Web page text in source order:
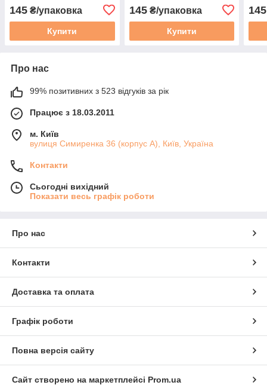
145 ₴/упаковка
Купити
145₴/упаковка
Купити
145
Про нас
99% позитивних з 523 відгуків за рік
Працює з 18.03.2011
м. Київ
вулиця Симиренка 36 (корпус А), Київ, Україна
Контакти
Сьогодні вихідний
Показати весь графік роботи
Про нас
Контакти
Доставка та оплата
Графік роботи
Повна версія сайту
Сайт створено на маркетплейсі Prom.ua